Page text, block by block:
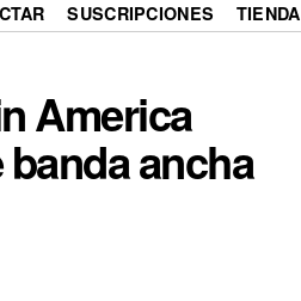
SUSCRIPCIONES TIENDA
America
ancha